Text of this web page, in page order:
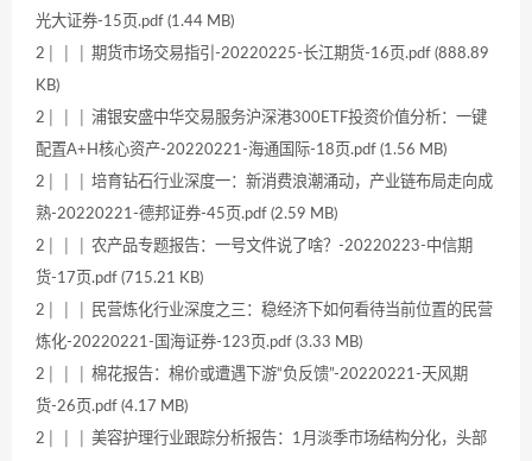
光大证券-15页.pdf (1.44 MB)
2│ │ │ 期货市场交易指引-20220225-长江期货-16页.pdf (888.89
KB)
2│ │ │ 浦银安盛中华交易服务沪深港300ETF投资价值分析：一键
配置A+H核心资产-20220221-海通国际-18页.pdf (1.56 MB)
2│ │ │ 培育钻石行业深度一：新消费浪潮涌动，产业链布局走向成
熟-20220221-德邦证券-45页.pdf (2.59 MB)
2│ │ │ 农产品专题报告：一号文件说了啥？-20220223-中信期
货-17页.pdf (715.21 KB)
2│ │ │ 民营炼化行业深度之三：稳经济下如何看待当前位置的民营
炼化-20220221-国海证券-123页.pdf (3.33 MB)
2│ │ │ 棉花报告：棉价或遭遇下游“负反馈”-20220221-天风期
货-26页.pdf (4.17 MB)
2│ │ │ 美容护理行业跟踪分析报告：1月淡季市场结构分化，头部